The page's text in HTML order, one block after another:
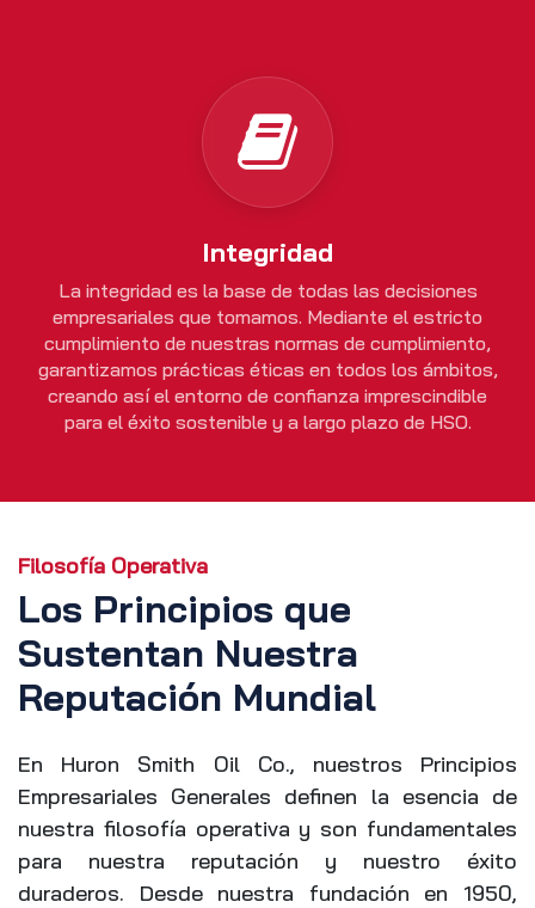
Integridad
La integridad es la base de todas las decisiones
empresariales que tomamos. Mediante el estricto
cumplimiento de nuestras normas de cumplimiento,
garantizamos prácticas éticas en todos los ámbitos,
creando así el entorno de confianza imprescindible
para el éxito sostenible y a largo plazo de HSO.
Filosofía Operativa
Los Principios que
Sustentan Nuestra
Reputación Mundial
En Huron Smith Oil Co., nuestros Principios
Empresariales Generales definen la esencia de
nuestra filosofía operativa y son fundamentales
para nuestra reputación y nuestro éxito
duraderos. Desde nuestra fundación en 1950,